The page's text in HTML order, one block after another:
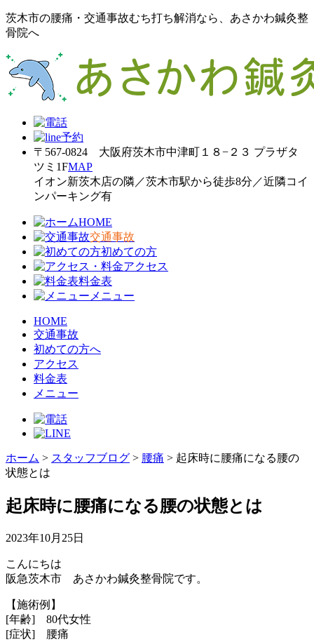
茨木市の腰痛・交通事故むち打ち解消なら、あさかわ鍼灸整
骨院へ
〒567-0824 大阪府茨木市中津町１８−２３ プラザタ
ツミ1FMAP
イオン新茨木店の隣／茨木市駅から徒歩8分／近隣コイ
ンパーキング有
HOME
交通事故
初めての方
アクセス
料金表
メニュー
HOME
交通事故
初めての方へ
アクセス
料金表
メニュー
ホーム > スタッフブログ > 腰痛 > 起床時に腰痛になる腰の
状態とは
起床時に腰痛になる腰の状態とは
2023年10月25日
こんにちは
阪急茨木市 あさかわ鍼灸整骨院です。
【施術例】
[年齢] 80代女性
[症状] 腰痛